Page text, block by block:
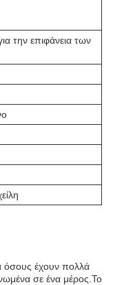
την επιφάνεια των
όσους έχουν πολλά
σε ένα μέρος.Το